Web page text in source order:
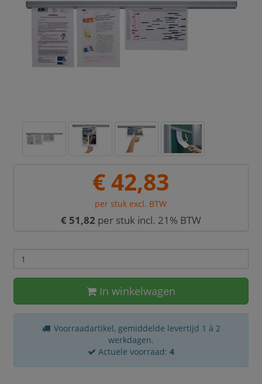
€ 42,83
per stuk excl. BTW
€ 51,82 per stuk incl. 21% BTW
In winkelwagen
Voorraadartikel, gemiddelde levertijd 1 à 2
werkdagen.
Actuele voorraad: 4